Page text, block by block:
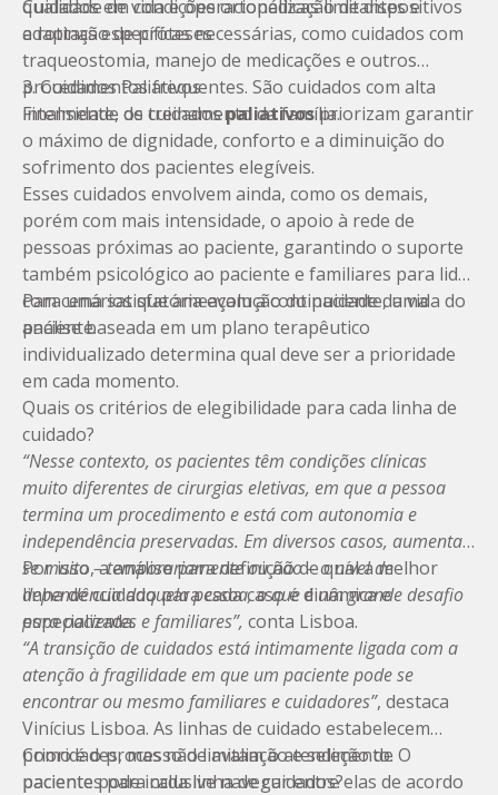
Cuidados em condições ortopédicas limitantes e
adaptação de próteses
qualidade de vida e operacionalização de dispositivos
e rotinas específicas necessárias, como cuidados com
traqueostomia, manejo de medicações e outros
procedimentos frequentes. São cuidados com alta
intensidade de treinamento da família.
3. Cuidados Paliativos
Finalmente, os cuidadospaliativospriorizam garantir
o máximo de dignidade, conforto e a diminuição do
sofrimento dos pacientes elegíveis.
Esses cuidados envolvem ainda, como os demais,
porém com mais intensidade, o apoio à rede de
pessoas próximas ao paciente, garantindo o suporte
também psicológico ao paciente e familiares para lidar
com cenários que ameaçam a continuidade da vida do
paciente.
Para uma satisfatória evolução do paciente, uma
análise baseada em um plano terapêutico
individualizado determina qual deve ser a prioridade
em cada momento.
Quais os critérios de elegibilidade para cada linha de
cuidado?
“Nesse contexto, os pacientes têm condições clínicas
muito diferentes de cirurgias eletivas, em que a pessoa
termina um procedimento e está com autonomia e
independência preservadas. Em diversos casos, aumenta-
se muito – temporariamente ou não – o nível de
dependência daquela pessoa, o que é um grande desafio
para pacientes e familiares”, conta Lisboa.
Por isso, a análise para definição de qual a melhor
linha de cuidado para cada caso é dinâmica e
especializada.
“A transição de cuidados está intimamente ligada com a
atenção à fragilidade em que um paciente pode se
encontrar ou mesmo familiares e cuidadores”, destaca
Vinícius Lisboa. As linhas de cuidado estabelecem
prioridades, mas não limitam o atendimento. O
paciente pode inclusive navegar entre elas de acordo
Como é o processo de avaliação e seleção de
pacientes para cada linha de cuidados?